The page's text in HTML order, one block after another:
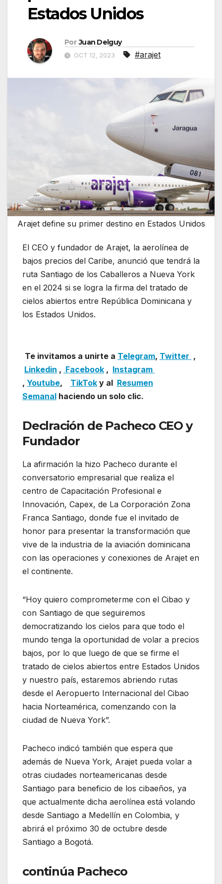
Estados Unidos
Por Juan Delguy
OCT 12, 2023 #arajet
Arajet define su primer destino en Estados Unidos
El CEO y fundador de Arajet, la aerolínea de
bajos precios del Caribe, anunció que tendrá la
ruta Santiago de los Caballeros a Nueva York
en el 2024 si se logra la firma del tratado de
cielos abiertos entre República Dominicana y
los Estados Unidos.
Te invitamos a unirte a Telegram, Twitter ,
Linkedin , Facebook , Instagram
, Youtube, TikTok y al Resumen
Semanal haciendo un solo clic.
Declración de Pacheco CEO y
Fundador
La afirmación la hizo Pacheco durante el
conversatorio empresarial que realiza el
centro de Capacitación Profesional e
Innovación, Capex, de La Corporación Zona
Franca Santiago, donde fue el invitado de
honor para presentar la transformación que
vive de la industria de la aviación dominicana
con las operaciones y conexiones de Arajet en
el continente.
“Hoy quiero comprometerme con el Cibao y
con Santiago de que seguiremos
democratizando los cielos para que todo el
mundo tenga la oportunidad de volar a precios
bajos, por lo que luego de que se firme el
tratado de cielos abiertos entre Estados Unidos
y nuestro país, estaremos abriendo rutas
desde el Aeropuerto Internacional del Cibao
hacia Norteamérica, comenzando con la
ciudad de Nueva York”.
Pacheco indicó también que espera que
además de Nueva York, Arajet pueda volar a
otras ciudades norteamericanas desde
Santiago para beneficio de los cibaeños, ya
que actualmente dicha aerolínea está volando
desde Santiago a Medellín en Colombia, y
abrirá el próximo 30 de octubre desde
Santiago a Bogotá.
continúa Pacheco